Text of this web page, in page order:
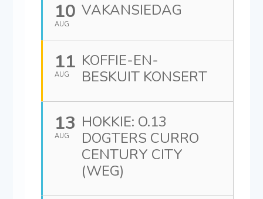
10
AUG
VAKANSIEDAG
11
AUG
KOFFIE-EN-
BESKUIT KONSERT
13
AUG
HOKKIE: O.13
DOGTERS CURRO
CENTURY CITY
(WEG)